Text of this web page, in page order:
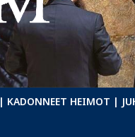
| KADONNEET HEIMOT |